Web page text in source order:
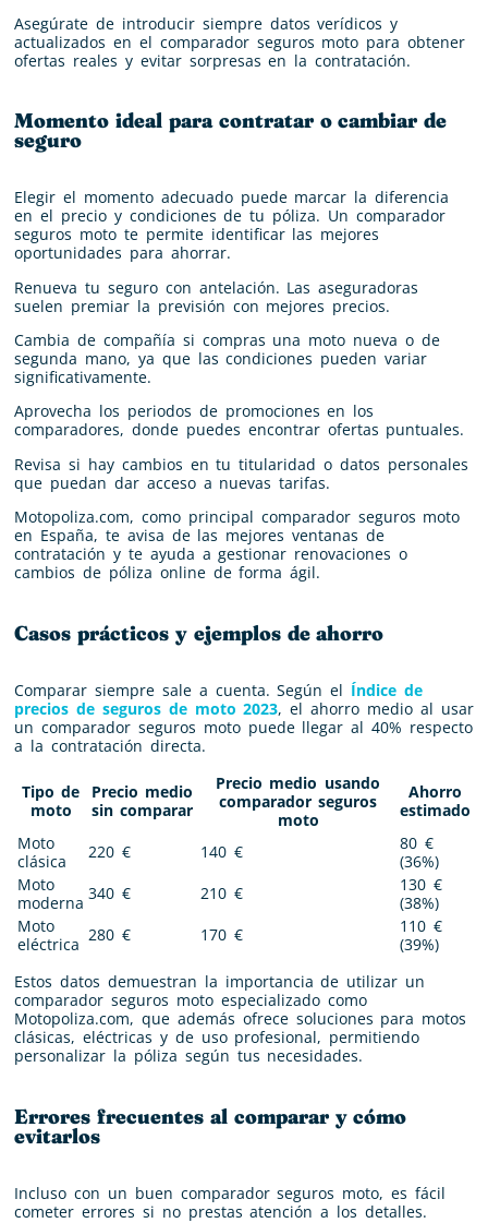
Asegúrate de introducir siempre datos verídicos y
actualizados en el comparador seguros moto para obtener
ofertas reales y evitar sorpresas en la contratación.
Momento ideal para contratar o cambiar de
seguro
Elegir el momento adecuado puede marcar la diferencia
en el precio y condiciones de tu póliza. Un comparador
seguros moto te permite identificar las mejores
oportunidades para ahorrar.
Renueva tu seguro con antelación. Las aseguradoras
suelen premiar la previsión con mejores precios.
Cambia de compañía si compras una moto nueva o de
segunda mano, ya que las condiciones pueden variar
significativamente.
Aprovecha los periodos de promociones en los
comparadores, donde puedes encontrar ofertas puntuales.
Revisa si hay cambios en tu titularidad o datos personales
que puedan dar acceso a nuevas tarifas.
Motopoliza.com, como principal comparador seguros moto
en España, te avisa de las mejores ventanas de
contratación y te ayuda a gestionar renovaciones o
cambios de póliza online de forma ágil.
Casos prácticos y ejemplos de ahorro
Comparar siempre sale a cuenta. Según el Índice de
precios de seguros de moto 2023, el ahorro medio al usar
un comparador seguros moto puede llegar al 40% respecto
a la contratación directa.
Tipo de
moto
Precio medio
sin comparar
Precio medio usando
comparador seguros
moto
Ahorro
estimado
Moto
clásica
220 € 140 €
80 €
(36%)
Moto
moderna 340 € 210 €
130 €
(38%)
Moto
eléctrica 280 € 170 €
110 €
(39%)
Estos datos demuestran la importancia de utilizar un
comparador seguros moto especializado como
Motopoliza.com, que además ofrece soluciones para motos
clásicas, eléctricas y de uso profesional, permitiendo
personalizar la póliza según tus necesidades.
Errores frecuentes al comparar y cómo
evitarlos
Incluso con un buen comparador seguros moto, es fácil
cometer errores si no prestas atención a los detalles.